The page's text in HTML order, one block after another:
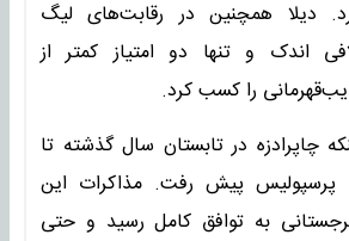
دیلا همچنین در رقابت‌های لیگ
اندک و تنها دو امتیاز کمتر از
را کسب کرد.
چاپرادزه در تابستان سال گذشته تا
پرسپولیس پیش رفت. مذاکرات این
به توافق کامل رسید و حتی